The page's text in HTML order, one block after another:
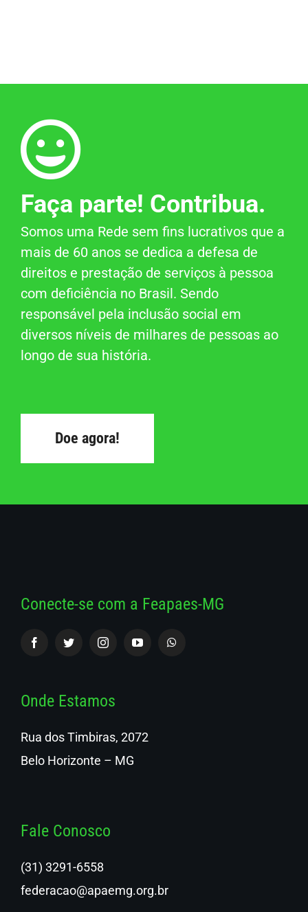
Faça parte! Contribua.
Somos uma Rede sem fins lucrativos que a
mais de 60 anos se dedica a defesa de
direitos e prestação de serviços à pessoa
com deficiência no Brasil. Sendo
responsável pela inclusão social em
diversos níveis de milhares de pessoas ao
longo de sua história.
Doe agora!
Conecte-se com a Feapaes-MG
Onde Estamos
Rua dos Timbiras, 2072
Belo Horizonte – MG
Fale Conosco
(31) 3291-6558
federacao@apaemg.org.br